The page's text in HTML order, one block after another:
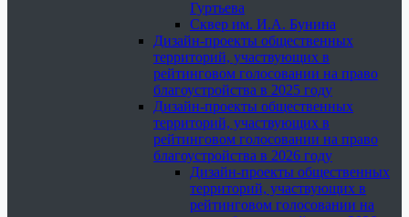
Гуртьева
Сквер им. И.А. Бунина
Дизайн-проекты общественных
территорий, участвующих в
рейтинговом голосовании на право
благоустройства в 2025 году
Дизайн-проекты общественных
территорий, участвующих в
рейтинговом голосовании на право
благоустройства в 2026 году
Дизайн-проекты общественных
территорий, участвующих в
рейтинговом голосовании на